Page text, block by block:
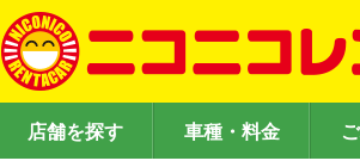
店舗を探す 車種・料金